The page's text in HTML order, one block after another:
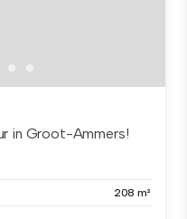
in Groot-Ammers!
208 m²